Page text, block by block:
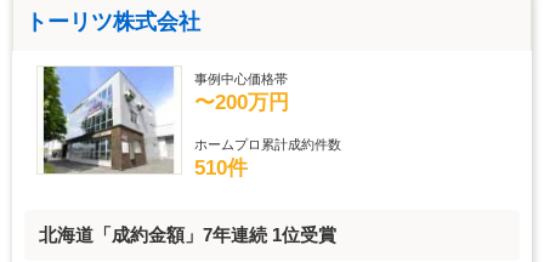
トーリツ株式会社
事例中心価格帯
〜200万円
ホームプロ累計成約件数
510件
北海道「成約金額」7年連続 1位受賞